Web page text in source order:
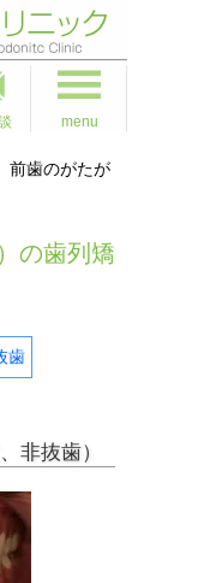
menu
前歯のがたが
の歯列矯
歯
非抜歯）